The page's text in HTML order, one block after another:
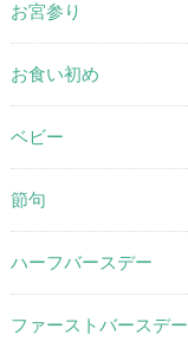
お宮参り
お食い初め
ベビー
節句
ハーフバースデー
ファーストバースデー